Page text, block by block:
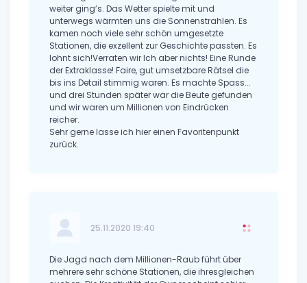
weiter ging’s. Das Wetter spielte mit und
unterwegs wärmten uns die Sonnenstrahlen. Es
kamen noch viele sehr schön umgesetzte
Stationen, die exzellent zur Geschichte passten. Es
lohnt sich!Verraten wir Ich aber nichts! Eine Runde
der Extraklasse! Faire, gut umsetzbare Rätsel die
bis ins Detail stimmig waren. Es machte Spass...
und drei Stunden später war die Beute gefunden
und wir waren um Millionen von Eindrücken
reicher.
Sehr gerne lasse ich hier einen Favoritenpunkt
zurück.
25.11.2020 19:40
Die Jagd nach dem Millionen-Raub führt über
mehrere sehr schöne Stationen, die ihresgleichen